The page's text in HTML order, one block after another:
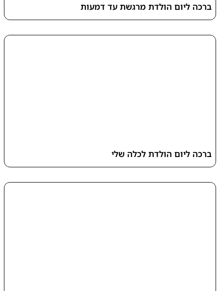
ברכה ליום הולדת מרגשת עד דמעות
ברכה ליום הולדת לכלה שלי